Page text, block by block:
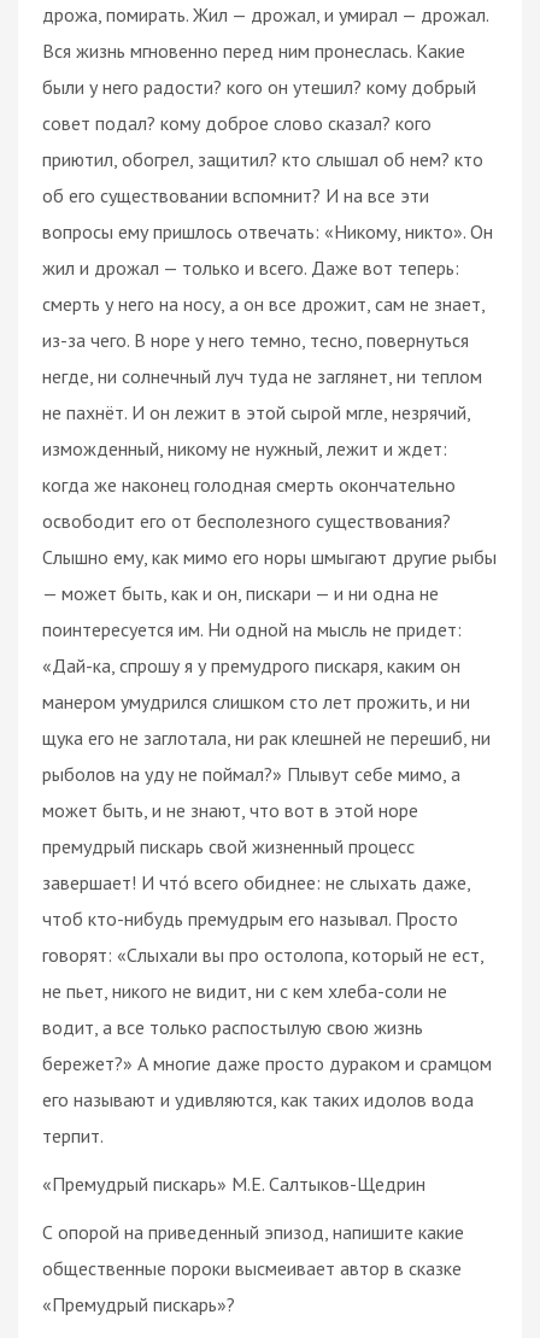
дрожа, помирать. Жил — дрожал, и умирал — дрожал.
Вся жизнь мгновенно перед ним пронеслась. Какие
были у него радости? кого он утешил? кому добрый
совет подал? кому доброе слово сказал? кого
приютил, обогрел, защитил? кто слышал об нем? кто
об его существовании вспомнит? И на все эти
вопросы ему пришлось отвечать: «Никому, никто». Он
жил и дрожал — только и всего. Даже вот теперь:
смерть у него на носу, а он все дрожит, сам не знает,
из-за чего. В норе у него темно, тесно, повернуться
негде, ни солнечный луч туда не заглянет, ни теплом
не пахнёт. И он лежит в этой сырой мгле, незрячий,
изможденный, никому не нужный, лежит и ждет:
когда же наконец голодная смерть окончательно
освободит его от бесполезного существования?
Слышно ему, как мимо его норы шмыгают другие рыбы
— может быть, как и он, пискари — и ни одна не
поинтересуется им. Ни одной на мысль не придет:
«Дай-ка, спрошу я у премудрого пискаря, каким он
манером умудрился слишком сто лет прожить, и ни
щука его не заглотала, ни рак клешней не перешиб, ни
рыболов на уду не поймал?» Плывут себе мимо, а
может быть, и не знают, что вот в этой норе
премудрый пискарь свой жизненный процесс
завершает! И что́ всего обиднее: не слыхать даже,
чтоб кто-нибудь премудрым его называл. Просто
говорят: «Слыхали вы про остолопа, который не ест,
не пьет, никого не видит, ни с кем хлеба-соли не
водит, а все только распостылую свою жизнь
бережет?» А многие даже просто дураком и срамцом
его называют и удивляются, как таких идолов вода
терпит.
«Премудрый пискарь» М.Е. Салтыков-Щедрин
С опорой на приведенный эпизод, напишите какие
общественные пороки высмеивает автор в сказке
«Премудрый пискарь»?